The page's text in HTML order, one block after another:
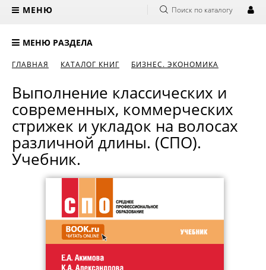
МЕНЮ Поиск по каталогу
МЕНЮ РАЗДЕЛА
ГЛАВНАЯ КАТАЛОГ КНИГ БИЗНЕС. ЭКОНОМИКА
Выполнение классических и
современных, коммерческих
стрижек и укладок на волосах
различной длины. (СПО).
Учебник.